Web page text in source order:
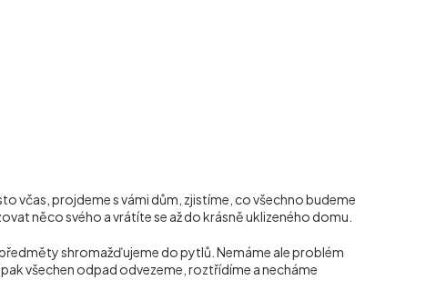
včas, projdeme s vámi dům, zjistíme, co všechno budeme
něco svého a vrátíte se až do krásně uklizeného domu.
shromažďujeme do pytlů. Nemáme ale problém
všechen odpad odvezeme, roztřídíme a necháme